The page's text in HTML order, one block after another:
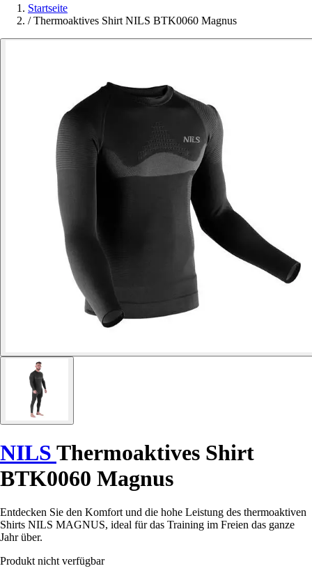
Startseite
/ Thermoaktives Shirt NILS BTK0060 Magnus
NILS Thermoaktives Shirt
BTK0060 Magnus
Entdecken Sie den Komfort und die hohe Leistung des thermoaktiven
Shirts NILS MAGNUS, ideal für das Training im Freien das ganze
Jahr über.
Produkt nicht verfügbar